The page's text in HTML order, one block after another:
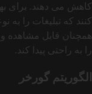
کاهش می‌ دهند. برای
کنند که تبلیغات را
همچنان قابل مشاهده
را به راحتی پیدا کند.
الگوریتم گورخر